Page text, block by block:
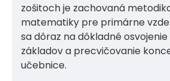
zošitoch je zachovaná
matematiky pre primárne
sa dôraz na dôkladné
základov a precvičovanie
učebnice.